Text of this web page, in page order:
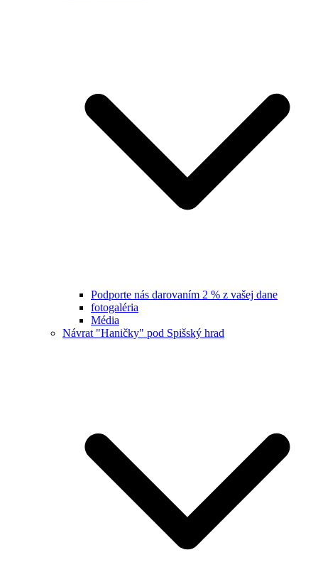
Podporte nás darovaním 2 % z vašej dane
fotogaléria
Média
Návrat "Haničky" pod Spišský hrad